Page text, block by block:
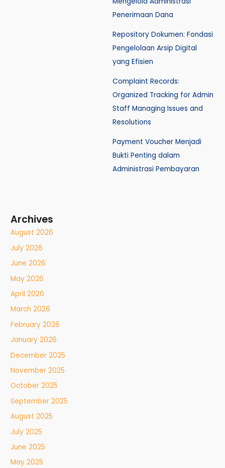
Penerimaan Dana
Repository Dokumen: Fondasi
Pengelolaan Arsip Digital
yang Efisien
Complaint Records:
Organized Tracking for Admin
Staff Managing Issues and
Resolutions
Payment Voucher Menjadi
Bukti Penting dalam
Administrasi Pembayaran
Archives
August 2026
July 2026
June 2026
May 2026
April 2026
March 2026
February 2026
January 2026
December 2025
November 2025
October 2025
September 2025
August 2025
July 2025
June 2025
May 2025